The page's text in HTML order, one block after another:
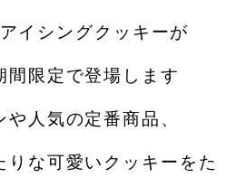
イシングクッキーが
間限定で登場します
人気の定番商品、
りな可愛いクッキーをた